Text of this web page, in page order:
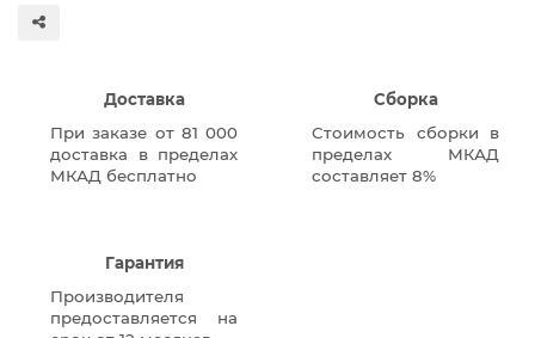
Доставка
При заказе от 81 000
доставка в пределах
МКАД бесплатно
Сборка
Стоимость сборки в
пределах МКАД
составляет 8%
Гарантия
Производителя
предоставляется на